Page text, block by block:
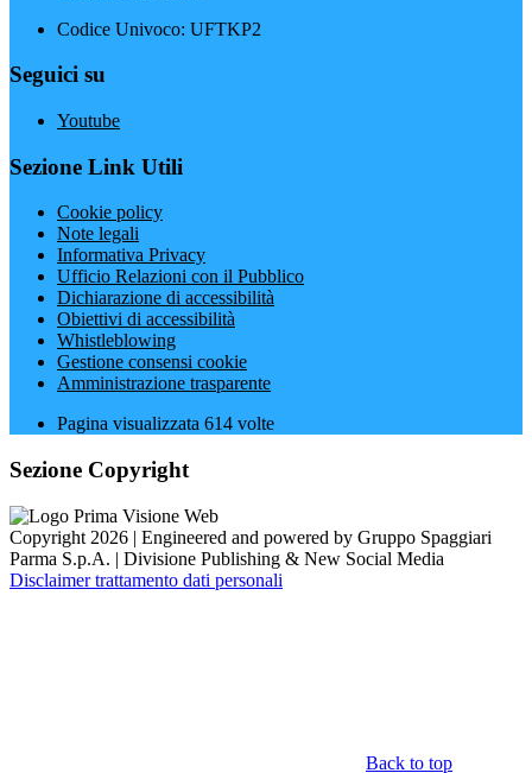
Codice Univoco: UFTKP2
Seguici su
Youtube
Sezione Link Utili
Cookie policy
Note legali
Informativa Privacy
Ufficio Relazioni con il Pubblico
Dichiarazione di accessibilità
Obiettivi di accessibilità
Whistleblowing
Gestione consensi cookie
Amministrazione trasparente
Pagina visualizzata 614 volte
Sezione Copyright
Copyright 2026 | Engineered and powered by Gruppo Spaggiari
Parma S.p.A. | Divisione Publishing & New Social Media
Disclaimer trattamento dati personali
Back to top